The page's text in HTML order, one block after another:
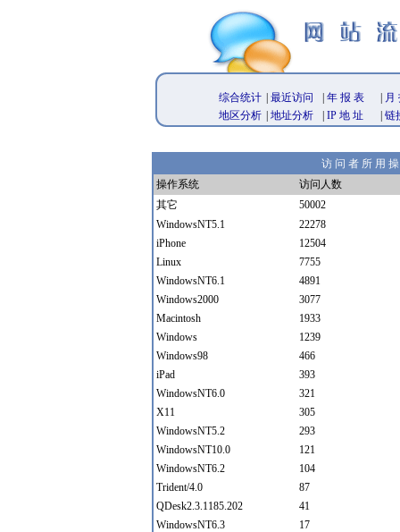
综合统计 最近访问 年 报 表
月
地区分析
地址分析 IP 地 址 链
访 问 者 所 用
操作系统
访问人数
其它
50002
WindowsNT5.1
22278
iPhone
12504
Linux
7755
WindowsNT6.1
4891
Windows2000
3077
Macintosh
1933
Windows
1239
Windows98
466
iPad
393
WindowsNT6.0
321
X11
305
WindowsNT5.2
293
WindowsNT10.0
121
WindowsNT6.2
104
Trident/4.0
87
QDesk2.3.1185.202
41
WindowsNT6.3
17